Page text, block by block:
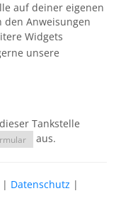
auf deiner eigenen
den Anweisungen
Widgets
unsere
Tankstelle
aus.
| Datenschutz |